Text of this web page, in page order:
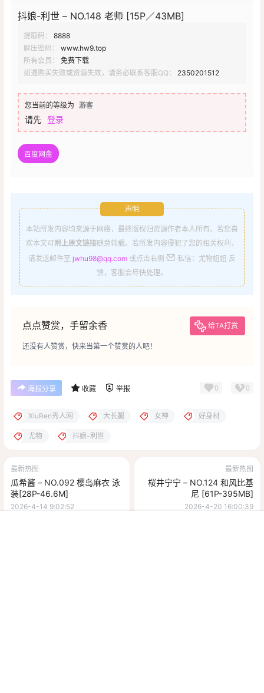
抖娘-利世 – NO.148 老师 [15P／43MB]
提取码：
8888
解压密码：
www.hw9.top
所有会员：
免费下载
如遇购买失败或资源失效，请务必联系客服QQ：
2350201512
您当前的等级为 游客
请先 登录
百度网盘
声明
本站所发内容均来源于网络，最终版权归资源作者本人所有。若您喜
欢本文可附上原文链接随意转载。若所发内容侵犯了您的相关权利，
请发送邮件至 jwhu98@qq.com 或点击右侧
私信：尤物姐姐 反
馈，客服会尽快处理。
点点赞赏，手留余香 给TA打赏
还没有人赞赏，快来当第一个赞赏的人吧！
海报分享 收藏 举报 0 0
XiuRen秀人网 大长腿 女神 好身材
尤物 抖娘-利世
最新热图
瓜希酱 – NO.092 樱岛麻衣 泳
装[28P-46.6M]
2026-4-14 9:02:52
最新热图
桜井宁宁 – NO.124 和风比基
尼 [61P-395MB]
2026-4-20 16:00:39